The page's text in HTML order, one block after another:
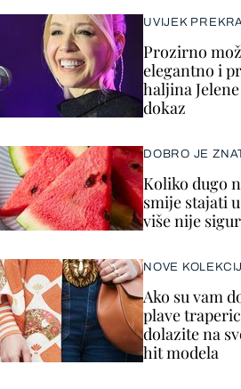
UVIJEK
Prozirno
elegantno i
haljina
dokaz
DOBRO JE
Koliko dugo
smije stajati
više nije
NOVE
Ako su vam
plave
dolazite na
hit modela